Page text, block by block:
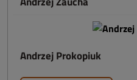
Andrzej Prokopiuk